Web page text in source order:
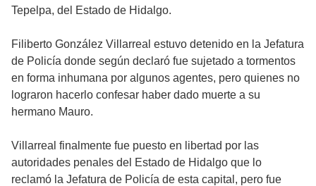
Tepelpa, del Estado de Hidalgo.
Filiberto González Villarreal estuvo detenido en la Jefatura
de Policía donde según declaró fue sujetado a tormentos
en forma inhumana por algunos agentes, pero quienes no
lograron hacerlo confesar haber dado muerte a su
hermano Mauro.
Villarreal finalmente fue puesto en libertad por las
autoridades penales del Estado de Hidalgo que lo
reclamó la Jefatura de Policía de esta capital, pero fue